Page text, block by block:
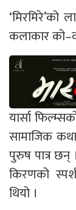
कलाकार
यार्सा
सामाजिक
पुरुष पात्र छन्
किरणको
थियो ।